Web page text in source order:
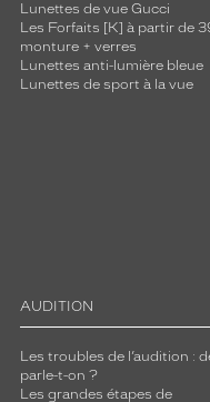
Lunettes de vue Gucci
Les Forfaits [K] à partir de
monture + verres
Lunettes anti-lumière bleue
Lunettes de sport à la vue
AUDITION
Les troubles de l’audition :
parle-t-on ?
Les grandes étapes de